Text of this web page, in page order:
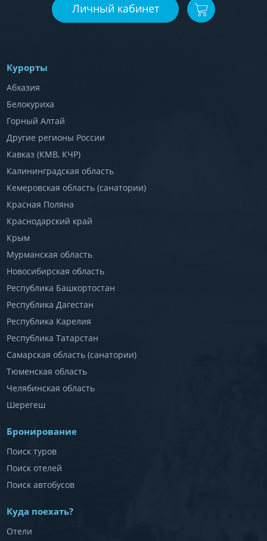
Личный кабинет
Курорты
Абхазия
Белокуриха
Горный Алтай
Другие регионы России
Кавказ (КМВ, КЧР)
Калининградская область
Кемеровская область (санатории)
Красная Поляна
Краснодарский край
Крым
Мурманская область
Новосибирская область
Республика Башкортостан
Республика Дагестан
Республика Карелия
Республика Татарстан
Самарская область (санатории)
Тюменская область
Челябинская область
Шерегеш
Бронирование
Поиск туров
Поиск отелей
Поиск автобусов
Куда поехать?
Отели